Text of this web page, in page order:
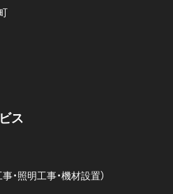
ス
・照明工事・機材設置）